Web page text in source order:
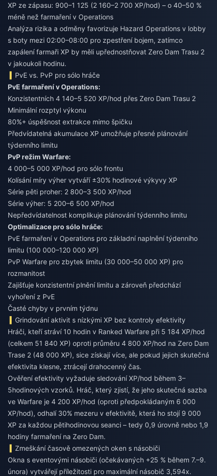
XP ze zápasu: 900–1 125 (2 160–2 700 XP/hod) – o 40–50 %
méně než farmaření v Operations
Analýza rizika a odměny favorizuje Hazard Operations v lobby
s boty mezi 02:00–08:00 pro zpestření bojem, zatímco
zapálení farmaři XP by měli upřednostňovat Zero Dam Trasu 2
v jakoukoli hodinu.
PvE vs. PvP pro sólo hráče
PvE farmaření v Operations:
Konzistentních 4 140–5 520 XP/hod přes Zero Dam Trasu 2
Minimální rozptyl výkonu
80%+ úspěšnost extrakce mimo špičku
Předvídatelná akumulace XP umožňuje přesné plánování
týdenního limitu
PvP režim Warfare:
4 000–5 000 XP/hod pro sólo frontu
Kolísání míry výher vytváří ±30% hodinové výkyvy XP
Série pěti proher: 2 800–3 500 XP/hod
Série výher: 5 200–6 500 XP/hod
Nepředvídatelnost komplikuje plánování týdenního limitu
Optimalizace pro sólo hráče:
PvE farmaření v Operations pro základní naplnění týdenního
limitu (100 000–120 000 XP)
PvP Warfare pro zbytek limitu (30 000–50 000 XP) pro
rozmanitost
Zajišťuje konzistentní plnění limitu a zároveň předchází
vyhoření z PvE
Časté chyby v prvním týdnu
Grindování aktivit s nízkými XP bez kontroly efektivity
Hráči, kteří stráví 10 hodin v Ranked Warfare při 5 184 XP/hod
(celkem 51 840 XP) oproti průměru 4 800 XP/hod na Zero Dam
Trase 2 (48 000 XP), sice získají více, ale pokud jejich skutečná
efektivita klesne, ztrácejí drahocenný čas.
Ověření efektivity vyžaduje sledování XP/hod během 3–
5hodinových vzorků. Hráč, který zjistí, že jeho skutečná sazba
ve Warfare je 4 200 XP/hod (oproti předpokládaným 6 000
XP/hod), odhalí 30% mezeru v efektivitě, která ho stojí 9 000
XP za každou pětihodinovou seanci – tedy 0,9 úrovně nebo 1,9
hodiny farmaření na Zero Dam.
Zmeškání časově omezených oken s násobiči
Okna s eventovými násobiči (očekávaných +25 % během 7.–9.
února) vytvářejí příležitosti pro maximální násobič 3,594x.